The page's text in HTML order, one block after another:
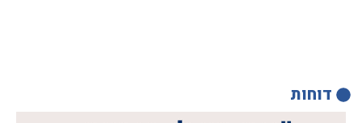
דוחות